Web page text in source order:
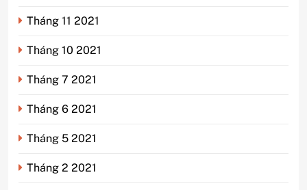
Tháng 11 2021
Tháng 10 2021
Tháng 7 2021
Tháng 6 2021
Tháng 5 2021
Tháng 2 2021